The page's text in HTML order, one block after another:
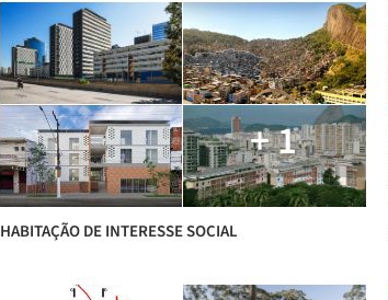
+ 1
HABITAÇÃO DE INTERESSE SOCIAL